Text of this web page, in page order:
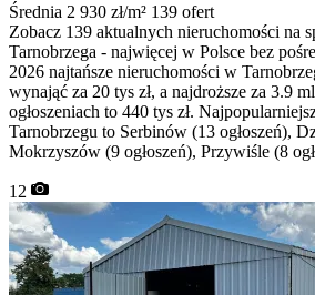
Średnia 2 930 zł/m² 139 ofert
Zobacz 139 aktualnych nieruchomości na
Tarnobrzega - najwięcej w Polsce bez
2026 najtańsze nieruchomości w
wynająć za 20 tys zł, a najdroższe za 3.9
ogłoszeniach to 440 tys zł.
Tarnobrzegu to Serbinów (13 ogłoszeń),
Mokrzyszów (9 ogłoszeń), Przywiśle (8
12